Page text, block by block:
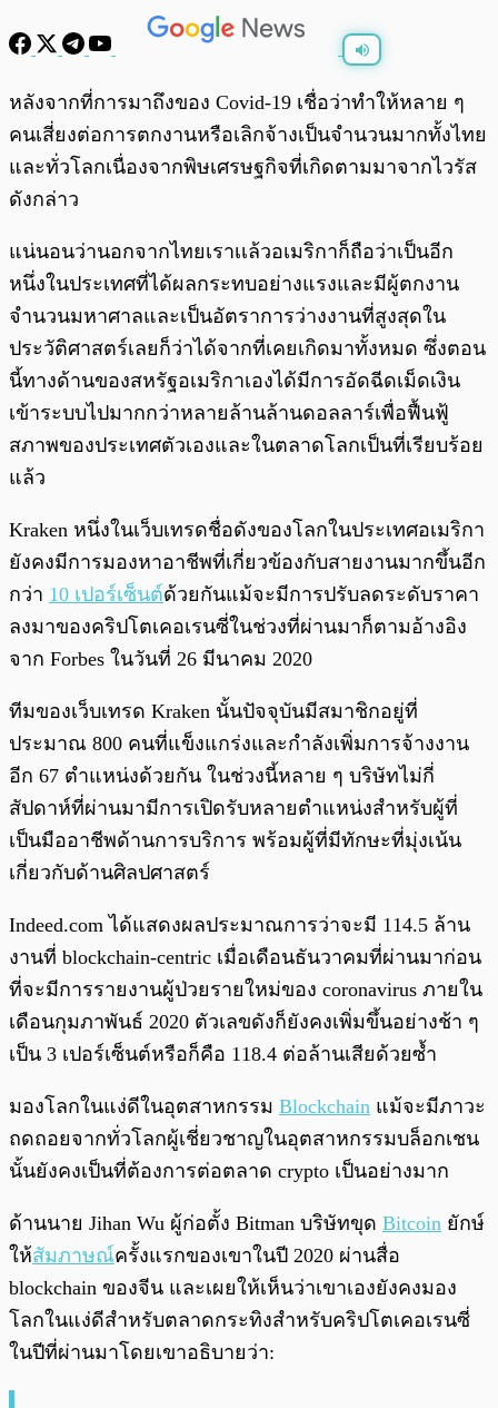
พร้อมเล่น 0:00
หลังจากที่การมาถึงของ Covid-19 เชื่อว่าทำให้หลาย ๆ
คนเสี่ยงต่อการตกงานหรือเลิกจ้างเป็นจำนวนมากทั้งไทย
และทั่วโลกเนื่องจากพิษเศรษฐกิจที่เกิดตามมาจากไวรัส
ดังกล่าว
แน่นอนว่านอกจากไทยเราเเล้วอเมริกาก็ถือว่าเป็นอีก
หนึ่งในประเทศที่ได้ผลกระทบอย่างแรงและมีผู้ตกงาน
จำนวนมหาศาลและเป็นอัตราการว่างงานที่สูงสุดใน
ประวัติศาสตร์เลยก็ว่าได้จากที่เคยเกิดมาทั้งหมด ซึ่งตอน
นี้ทางด้านของสหรัฐอเมริกาเองได้มีการอัดฉีดเม็ดเงิน
เข้าระบบไปมากกว่าหลายล้านล้านดอลลาร์เพื่อฟื้นฟู้
สภาพของประเทศตัวเองและในตลาดโลกเป็นที่เรียบร้อย
แล้ว
Kraken หนึ่งในเว็บเทรดชื่อดังของโลกในประเทศอเมริกา
ยังคงมีการมองหาอาชีพที่เกี่ยวข้องกับสายงานมากขึ้นอีก
กว่า 10 เปอร์เซ็นต์ด้วยกันแม้จะมีการปรับลดระดับราคา
ลงมาของคริปโตเคอเรนซี่ในช่วงที่ผ่านมาก็ตามอ้างอิง
จาก Forbes ในวันที่ 26 มีนาคม 2020
ทีมของเว็บเทรด Kraken นั้นปัจจุบันมีสมาชิกอยู่ที่
ประมาณ 800 คนที่แข็งแกร่งและกำลังเพิ่มการจ้างงาน
อีก 67 ตำแหน่งด้วยกัน ในช่วงนี้หลาย ๆ บริษัทไม่กี่
สัปดาห์ที่ผ่านมามีการเปิดรับหลายตำแหน่งสำหรับผู้ที่
เป็นมืออาชีพด้านการบริการ พร้อมผู้ที่มีทักษะที่มุ่งเน้น
เกี่ยวกับด้านศิลปศาสตร์
Indeed.com ได้แสดงผลประมาณการว่าจะมี 114.5 ล้าน
งานที่ blockchain-centric เมื่อเดือนธันวาคมที่ผ่านมาก่อน
ที่จะมีการรายงานผู้ป่วยรายใหม่ของ coronavirus ภายใน
เดือนกุมภาพันธ์ 2020 ตัวเลขดังก็ยังคงเพิ่มขึ้นอย่างช้า ๆ
เป็น 3 เปอร์เซ็นต์หรือก็คือ 118.4 ต่อล้านเสียด้วยซ้ำ
มองโลกในแง่ดีในอุตสาหกรรม Blockchain แม้จะมีภาวะ
ถดถอยจากทั่วโลกผู้เชี่ยวชาญในอุตสาหกรรมบล็อกเชน
นั้นยังคงเป็นที่ต้องการต่อตลาด crypto เป็นอย่างมาก
ด้านนาย Jihan Wu ผู้ก่อตั้ง Bitman บริษัทขุด Bitcoin ยักษ์
ให้สัมภาษณ์ครั้งแรกของเขาในปี 2020 ผ่านสื่อ
blockchain ของจีน และเผยให้เห็นว่าเขาเองยังคงมอง
โลกในแง่ดีสำหรับตลาดกระทิงสำหรับคริปโตเคอเรนซี่
ในปีที่ผ่านมาโดยเขาอธิบายว่า: